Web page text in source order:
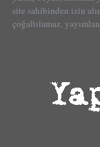
site sahibinden izin
çoğaltılamaz,